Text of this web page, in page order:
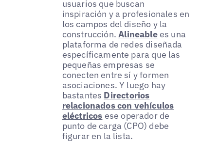
usuarios que buscan
inspiración y a profesionales en
los campos del diseño y la
construcción.Alineablees una
plataforma de redes diseñada
específicamente para que las
pequeñas empresas se
conecten entre sí y formen
asociaciones. Y luego hay
bastantes Directorios
relacionados con vehículos
eléctricos ese operador de
punto de carga (CPO) debe
figurar en la lista.